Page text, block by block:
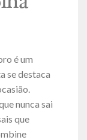
é um
se destaca
nunca sai
que